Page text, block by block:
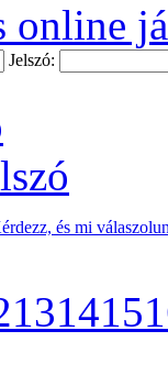
online
Jelszó:
és mi
131415